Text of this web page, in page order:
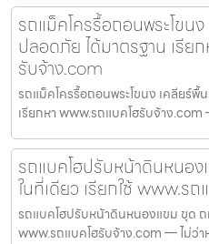
รถแม็คโครรื้อถอนพระโขน
ปลอดภัย ได้มาตรฐาน เรีย
รับจ้าง.com
รถแม็คโครรื้อถอนพระโขนง เคลียร์พื้
เรียกหา www.รถแบคโฮรับจ้าง
รถแบคโฮปรับหน้าดินหนอ
ในที่เดียว เรียกใช้ www.ร
รถแบคโฮปรับหน้าดินหนองแขม ขุด ถ
www.รถแบคโฮรับจ้าง.com — ไม่ว่